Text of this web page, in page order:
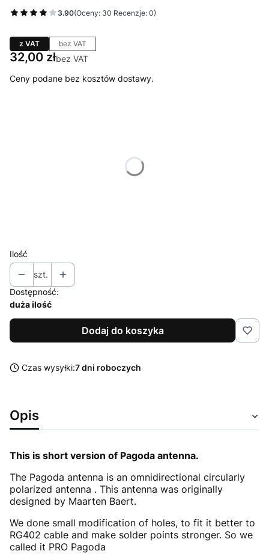
3.90(Oceny: 30 Recenzje: 0)
z VAT bez VAT
Cena
32,00 złbez VAT
Ceny podane bez kosztów dostawy.
Ilość
szt.
Dostępność:
duża ilość
Dodaj do koszyka
Czas wysyłki:7 dni roboczych
Opis
This is short version of Pagoda antenna.
The Pagoda antenna is an omnidirectional circularly
polarized antenna . This antenna was originally
designed by Maarten Baert.
We done small modification of holes, to fit it better to
RG402 cable and make solder points stronger. So we
called it PRO Pagoda